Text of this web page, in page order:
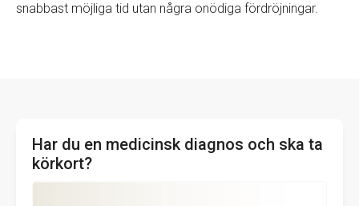
snabbast möjliga tid utan några onödiga fördröjningar.
Har du en medicinsk diagnos och ska ta
körkort?